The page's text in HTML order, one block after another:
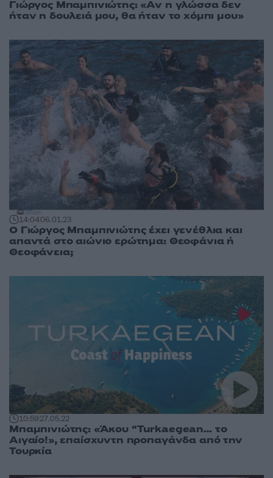
Γιώργος Μπαμπινιώτης: «Αν η γλώσσα δεν
ήταν η δουλειά μου, θα ήταν το χόμπι μου»
14:0406.01.23
Ο Γιώργος Μπαμπινιώτης έχει γενέθλια και
απαντά στο αιώνιο ερώτημα: Θεοφάνια ή
Θεοφάνεια;
10:5927.05.22
Μπαμπινιώτης: «Άκου “Turkaegean… το
Αιγαίο!», επαίσχυντη προπαγάνδα από την
Τουρκία